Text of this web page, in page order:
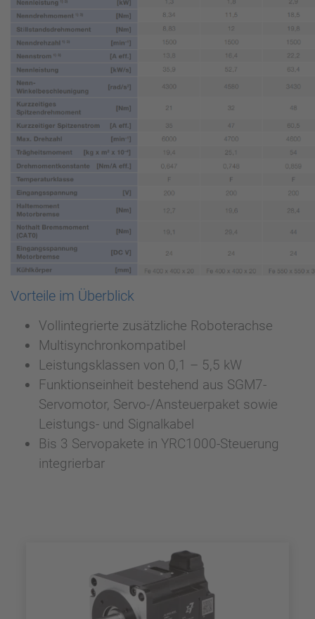
Vorteile im Überblick
Vollintegrierte zusätzliche Roboterachse
Multisynchronkompatibel
Leistungsklassen von 0,1 – 5,5 kW
Funktionseinheit bestehend aus SGM7-
Servomotor, Servo-/Ansteuerpaket sowie
Leistungs- und Signalkabel
Bis 3 Servopakete in YRC1000-Steuerung
integrierbar